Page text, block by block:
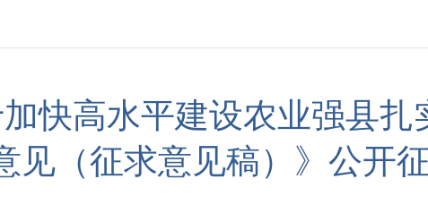
快高水平建设农业强县扎
见（征求意见稿）》公开